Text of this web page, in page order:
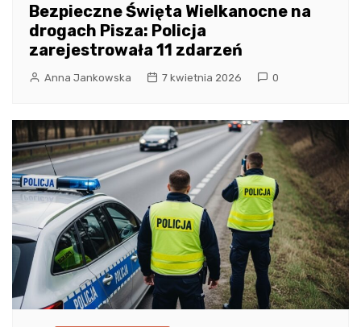
Bezpieczne Święta Wielkanocne na
drogach Pisza: Policja
zarejestrowała 11 zdarzeń
Anna Jankowska 7 kwietnia 2026 0